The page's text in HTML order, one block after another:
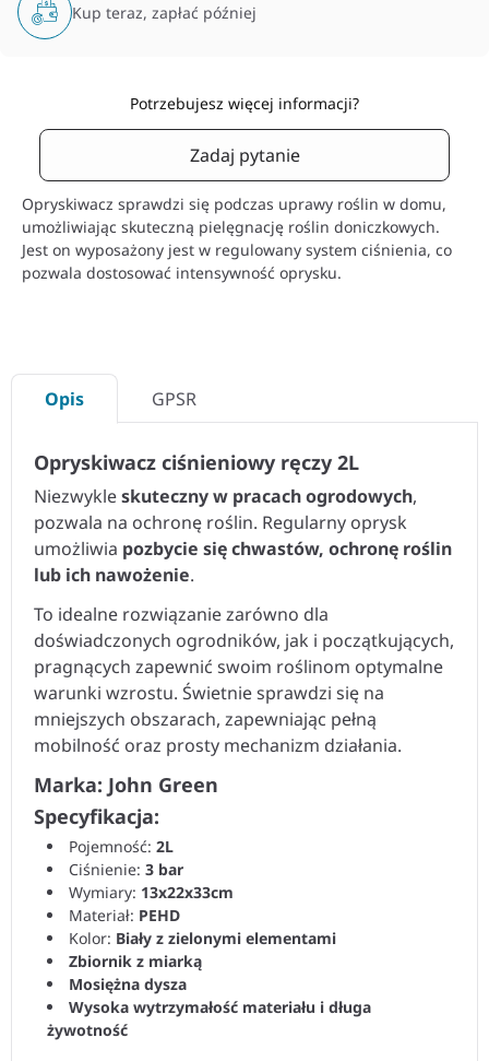
Kup teraz, zapłać później
Potrzebujesz więcej informacji?
Zadaj pytanie
Opryskiwacz sprawdzi się podczas uprawy roślin w domu,
umożliwiając skuteczną pielęgnację roślin doniczkowych.
Jest on wyposażony jest w regulowany system ciśnienia, co
pozwala dostosować intensywność oprysku.
Opis GPSR
Opryskiwacz ciśnieniowy ręczy 2L
Niezwykleskuteczny w pracach ogrodowych,
pozwala na ochronę roślin. Regularny oprysk
umożliwia pozbycie się chwastów, ochronę roślin
lub ich nawożenie.
To idealne rozwiązanie zarówno dla
doświadczonych ogrodników, jak i początkujących,
pragnących zapewnić swoim roślinom optymalne
warunki wzrostu. Świetnie sprawdzi się na
mniejszych obszarach, zapewniając pełną
mobilność oraz prosty mechanizm działania.
Marka: John Green
Specyfikacja:
Pojemność: 2L
Ciśnienie: 3 bar
Wymiary: 13x22x33cm
Materiał: PEHD
Kolor: Biały z zielonymi elementami
Zbiornik z miarką
Mosiężna dysza
Wysoka wytrzymałość materiału i długa
żywotność